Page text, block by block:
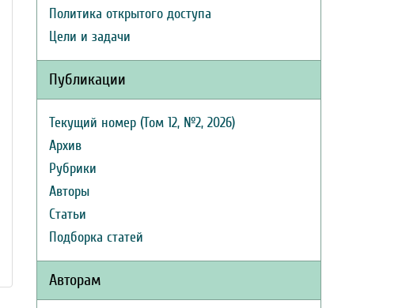
Политика открытого доступа
Цели и задачи
Публикации
Текущий номер (Том 12, №2, 2026)
Архив
Рубрики
Авторы
Статьи
Подборка статей
Авторам